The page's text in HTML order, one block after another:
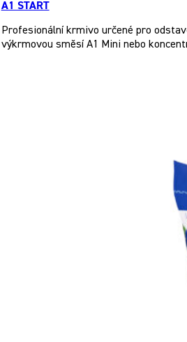
A1 START
Profesionální krmivo určené pro
výkrmovou směsí A1 Mini nebo